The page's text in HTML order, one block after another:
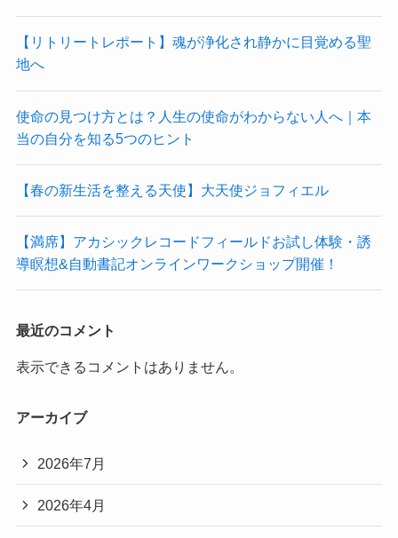
【リトリートレポート】魂が浄化され静かに目覚める聖
地へ
使命の見つけ方とは？人生の使命がわからない人へ｜本
当の自分を知る5つのヒント
【春の新生活を整える天使】大天使ジョフィエル
【満席】アカシックレコードフィールドお試し体験・誘
導瞑想&自動書記オンラインワークショップ開催！
最近のコメント
表示できるコメントはありません。
アーカイブ
2026年7月
2026年4月